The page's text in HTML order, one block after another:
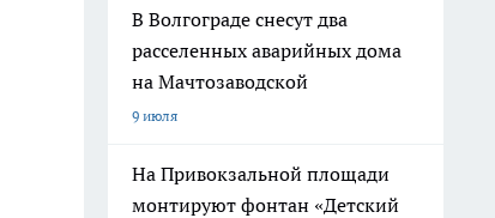
В Волгограде снесут два
расселенных аварийных дома
на Мачтозаводской
9 июля
На Привокзальной площади
монтируют фонтан «Детский